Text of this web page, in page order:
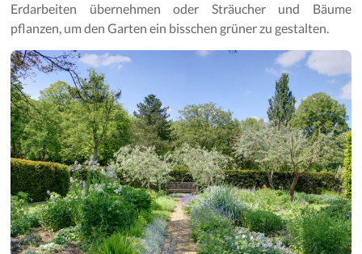
Erdarbeiten übernehmen oder Sträucher und Bäume
pflanzen, um den Garten ein bisschen grüner zu gestalten.